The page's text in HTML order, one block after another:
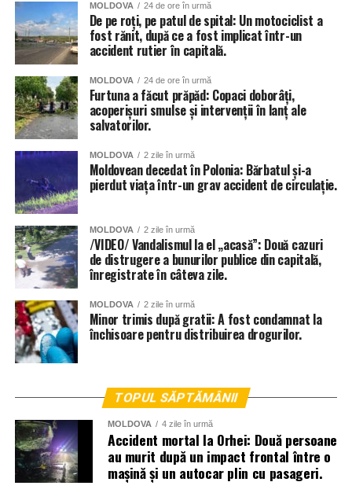
MOLDOVA 24 de ore în urmă
De pe roți, pe patul de spital: Un motociclist a
fost rănit, după ce a fost implicat într-un
accident rutier în capitală.
MOLDOVA 24 de ore în urmă
Furtuna a făcut prăpăd: Copaci doborâți,
acoperișuri smulse și intervenții în lanț ale
salvatorilor.
MOLDOVA 2 zile în urmă
Moldovean decedat în Polonia: Bărbatul și-a
pierdut viața într-un grav accident de circulație.
MOLDOVA 2 zile în urmă
/VIDEO/ Vandalismul la el „acasă”: Două cazuri
de distrugere a bunurilor publice din capitală,
înregistrate în câteva zile.
MOLDOVA 2 zile în urmă
Minor trimis după gratii: A fost condamnat la
închisoare pentru distribuirea drogurilor.
TOPUL SĂPTĂMÂNII
MOLDOVA 4 zile în urmă
Accident mortal la Orhei: Două persoane
au murit după un impact frontal între o
mașină și un autocar plin cu pasageri.